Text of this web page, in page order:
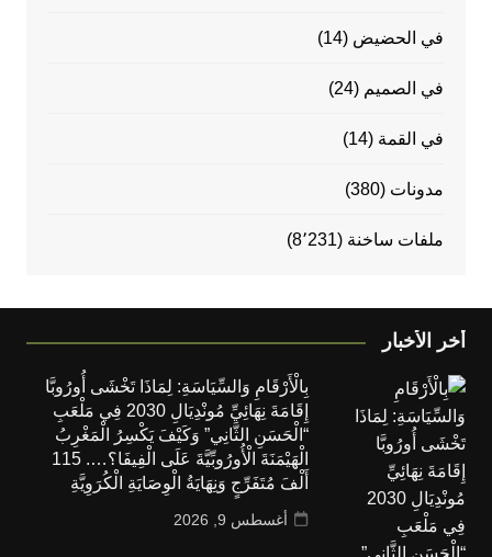
في الحضيض (14)
في الصميم (24)
في القمة (14)
مدونات (380)
ملفات ساخنة (8٬231)
أخر الأخبار
بِالْأَرْقَامِ وَالسِّيَاسَةِ: لِمَاذَا تَخْشَى أُورُوبَّا
إِقَامَةَ نِهَائِيِّ مُونْدِيَالِ 2030 فِي مَلْعَبِ
“الْحَسَنِ الثَّانِي” وَكَيْفَ يَكْسِرُ الْمَغْرِبُ
الْهَيْمَنَةَ الْأُورُوبِّيَّةَ عَلَى الْفِيفَا؟…. 115
أَلْفَ مُتَفَرِّجٍ وَنِهَايَةُ الْوِصَايَةِ الْكُرَوِيَّةِ
أغسطس 9, 2026